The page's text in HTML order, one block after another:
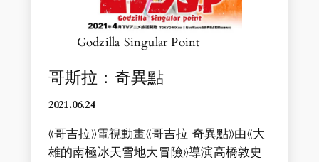
Godzilla Singular Point
哥斯拉：奇異點
2021.06.24
《哥吉拉》電視動畫《哥吉拉 奇異點》由《大
雄的南極冰天雪地大冒險》導演高橋敦史